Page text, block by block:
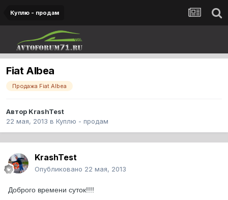
Куплю - продам
Fiat Albea
Продажа Fiat Albea
Автор KrashTest
22 мая, 2013 в Куплю - продам
KrashTest
Опубликовано 22 мая, 2013
Доброго времени суток!!!!